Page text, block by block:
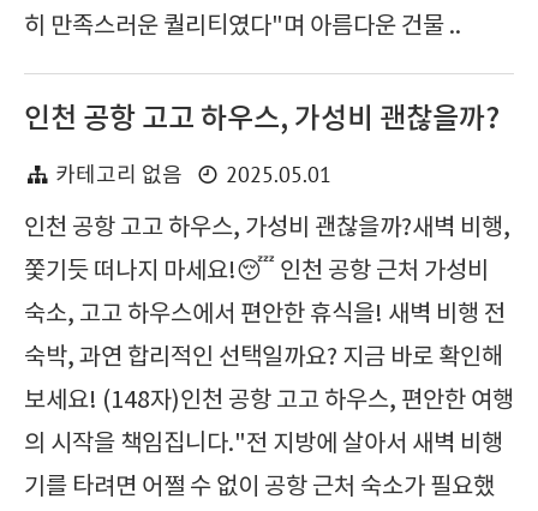
히 만족스러운 퀄리티였다"며 아름다운 건물 ..
인천 공항 고고 하우스, 가성비 괜찮을까?
카테고리 없음
2025.05.01
인천 공항 고고 하우스, 가성비 괜찮을까?새벽 비행,
쫓기듯 떠나지 마세요!😴 인천 공항 근처 가성비
숙소, 고고 하우스에서 편안한 휴식을! 새벽 비행 전
숙박, 과연 합리적인 선택일까요? 지금 바로 확인해
보세요! (148자)인천 공항 고고 하우스, 편안한 여행
의 시작을 책임집니다."전 지방에 살아서 새벽 비행
기를 타려면 어쩔 수 없이 공항 근처 숙소가 필요했